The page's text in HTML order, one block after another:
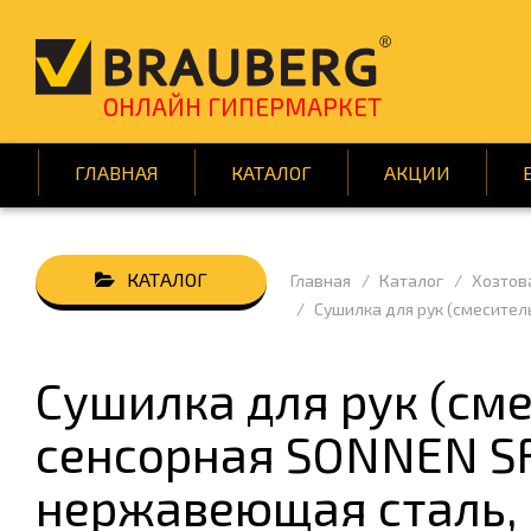
ОНЛАЙН ГИПЕРМАРКЕТ
ГЛАВНАЯ КАТАЛОГ АКЦИИ
АВТОТОВАРЫ
КНИГИ
ПОДАРКИ И ПРАЗДНИК
ПОСУДА
СРЕДСТВА ИНДИВИД. ЗАЩИТЫ
Главная Каталог
Сушилка для рук
Сушилка для рук
сенсорная SONNEN
нержавеющая сталь,